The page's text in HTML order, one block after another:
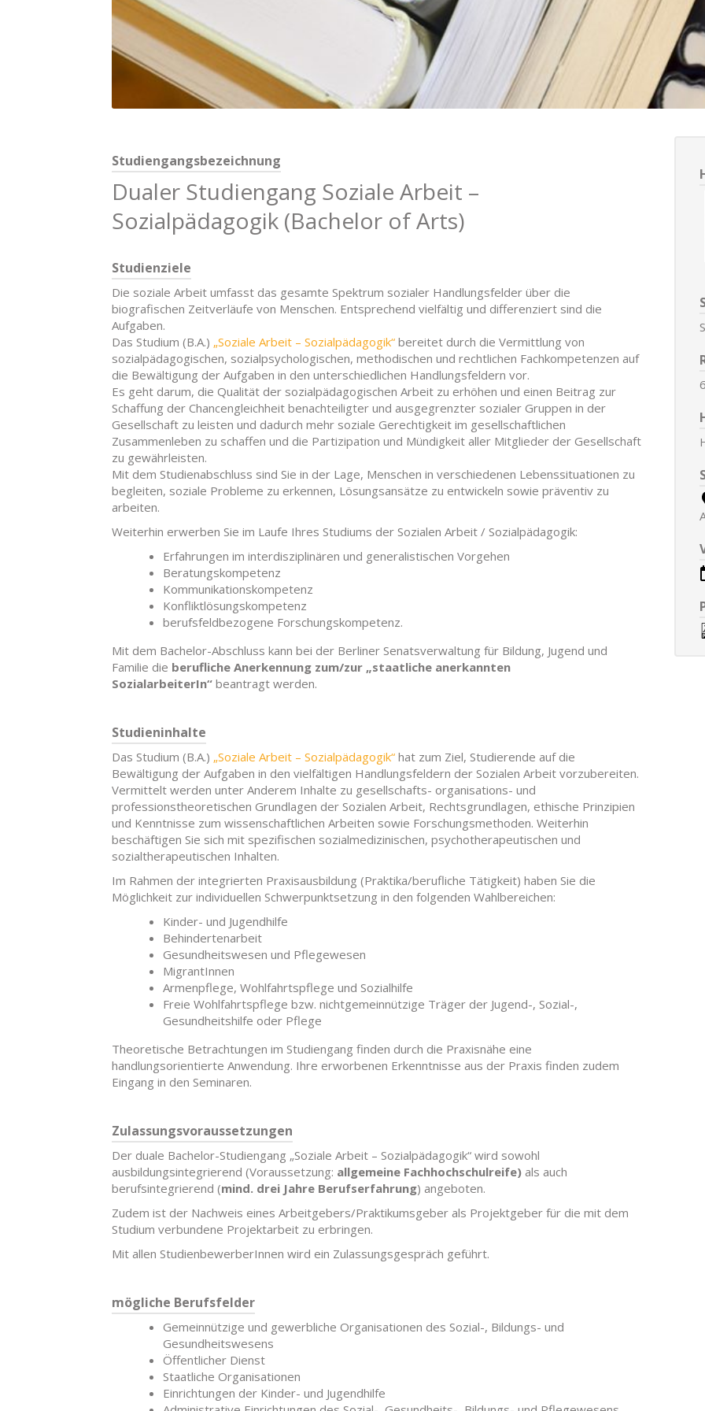
Studiengangsbezeichnung
Dualer Studiengang Soziale Arbeit –
Sozialpädagogik (Bachelor of Arts)
Studienziele
Die soziale Arbeit umfasst das gesamte Spektrum sozialer Handlungsfelder über die
biografischen Zeitverläufe von Menschen. Entsprechend vielfältig und differenziert sind die
Aufgaben.
Das Studium (B.A.) „Soziale Arbeit – Sozialpädagogik“ bereitet durch die Vermittlung von
sozialpädagogischen, sozialpsychologischen, methodischen und rechtlichen Fachkompetenzen auf
die Bewältigung der Aufgaben in den unterschiedlichen Handlungsfeldern vor.
Es geht darum, die Qualität der sozialpädagogischen Arbeit zu erhöhen und einen Beitrag zur
Schaffung der Chancengleichheit benachteiligter und ausgegrenzter sozialer Gruppen in der
Gesellschaft zu leisten und dadurch mehr soziale Gerechtigkeit im gesellschaftlichen
Zusammenleben zu schaffen und die Partizipation und Mündigkeit aller Mitglieder der Gesellschaft
zu gewährleisten.
Mit dem Studienabschluss sind Sie in der Lage, Menschen in verschiedenen Lebenssituationen zu
begleiten, soziale Probleme zu erkennen, Lösungsansätze zu entwickeln sowie präventiv zu
arbeiten.
Weiterhin erwerben Sie im Laufe Ihres Studiums der Sozialen Arbeit / Sozialpädagogik:
Erfahrungen im interdisziplinären und generalistischen Vorgehen
Beratungskompetenz
Kommunikationskompetenz
Konfliktlösungskompetenz
berufsfeldbezogene Forschungskompetenz.
Mit dem Bachelor-Abschluss kann bei der Berliner Senatsverwaltung für Bildung, Jugend und
Familie die berufliche Anerkennung zum/zur „staatliche anerkannten
SozialarbeiterIn“ beantragt werden.
Studieninhalte
Das Studium (B.A.) „Soziale Arbeit – Sozialpädagogik“ hat zum Ziel, Studierende auf die
Bewältigung der Aufgaben in den vielfältigen Handlungsfeldern der Sozialen Arbeit vorzubereiten.
Vermittelt werden unter Anderem Inhalte zu gesellschafts- organisations- und
professionstheoretischen Grundlagen der Sozialen Arbeit, Rechtsgrundlagen, ethische Prinzipien
und Kenntnisse zum wissenschaftlichen Arbeiten sowie Forschungsmethoden. Weiterhin
beschäftigen Sie sich mit spezifischen sozialmedizinischen, psychotherapeutischen und
sozialtherapeutischen Inhalten.
Im Rahmen der integrierten Praxisausbildung (Praktika/berufliche Tätigkeit) haben Sie die
Möglichkeit zur individuellen Schwerpunktsetzung in den folgenden Wahlbereichen:
Kinder- und Jugendhilfe
Behindertenarbeit
Gesundheitswesen und Pflegewesen
MigrantInnen
Armenpflege, Wohlfahrtspflege und Sozialhilfe
Freie Wohlfahrtspflege bzw. nichtgemeinnützige Träger der Jugend-, Sozial-,
Gesundheitshilfe oder Pflege
Theoretische Betrachtungen im Studiengang finden durch die Praxisnähe eine
handlungsorientierte Anwendung. Ihre erworbenen Erkenntnisse aus der Praxis finden zudem
Eingang in den Seminaren.
Zulassungsvoraussetzungen
Der duale Bachelor-Studiengang „Soziale Arbeit – Sozialpädagogik“ wird sowohl
ausbildungsintegrierend (Voraussetzung: allgemeine Fachhochschulreife) als auch
berufsintegrierend (mind. drei Jahre Berufserfahrung) angeboten.
Zudem ist der Nachweis eines Arbeitgebers/Praktikumsgeber als Projektgeber für die mit dem
Studium verbundene Projektarbeit zu erbringen.
Mit allen StudienbewerberInnen wird ein Zulassungsgespräch geführt.
mögliche Berufsfelder
Gemeinnützige und gewerbliche Organisationen des Sozial-, Bildungs- und
Gesundheitswesens
Öffentlicher Dienst
Staatliche Organisationen
Einrichtungen der Kinder- und Jugendhilfe